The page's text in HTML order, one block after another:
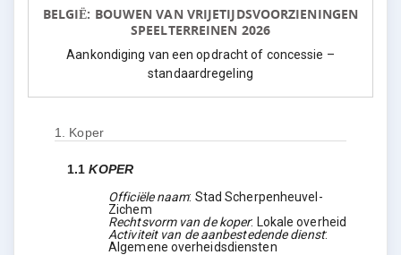
BELGIË: BOUWEN VAN VRIJETIJDSVOORZIENINGEN
SPEELTERREINEN 2026
Aankondiging van een opdracht of concessie –
standaardregeling
1. Koper
1.1KOPER
Officiële naam: Stad Scherpenheuvel-
Zichem
Rechtsvorm van de koper: Lokale overheid
Activiteit van de aanbestedende dienst:
Algemene overheidsdiensten